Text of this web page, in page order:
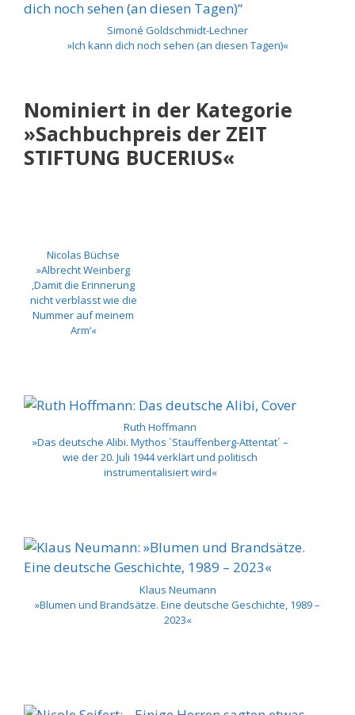
Simoné Goldschmidt-Lechner
»Ich kann dich noch sehen (an diesen Tagen)«
Nominiert in der Kategorie
»Sachbuchpreis der ZEIT
STIFTUNG BUCERIUS«
Nicolas Büchse
»Albrecht Weinberg
‚Damit die Erinnerung
nicht verblasst wie die
Nummer auf meinem
Arm‘«
Ruth Hoffmann
»Das deutsche Alibi. Mythos `Stauffenberg-Attentat´ –
wie der 20. Juli 1944 verklärt und politisch
instrumentalisiert wird«
Klaus Neumann
»Blumen und Brandsätze. Eine deutsche Geschichte, 1989 –
2023«